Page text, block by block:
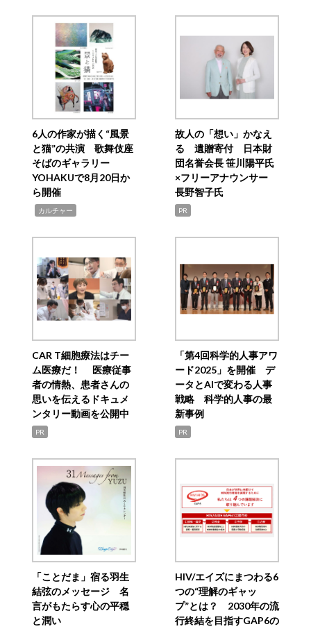
6人の作家が描く“風景
と猫”の共演 歌舞伎座
そばのギャラリー
YOHAKUで8月20日か
ら開催
カルチャー
故人の「想い」かなえ
る 遺贈寄付 日本財
団名誉会長 笹川陽平氏
×フリーアナウンサー
長野智子氏
PR
CAR T細胞療法はチー
ム医療だ！ 医療従事
者の情熱、患者さんの
思いを伝えるドキュメ
ンタリー動画を公開中
PR
「第4回科学的人事アワ
ード2025」を開催 デ
ータとAIで変わる人事
戦略 科学的人事の最
新事例
PR
「ことだま」宿る羽生
結弦のメッセージ 名
言がもたらす心の平穏
と潤い
HIV/エイズにまつわる6
つの“理解のギャッ
プ”とは？ 2030年の流
行終結を目指すGAP6の